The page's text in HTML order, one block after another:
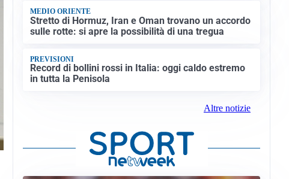
MEDIO ORIENTE
Stretto di Hormuz, Iran e Oman trovano un accordo
sulle rotte: si apre la possibilità di una tregua
PREVISIONI
Record di bollini rossi in Italia: oggi caldo estremo
in tutta la Penisola
Altre notizie